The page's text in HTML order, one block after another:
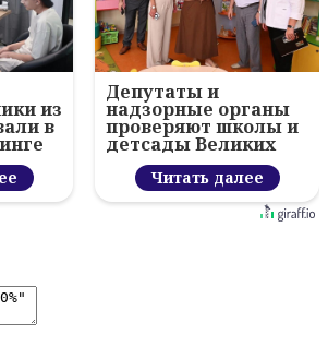
из
в
Депутаты и
надзорные органы
проверяют школы и
детсады Великих
Лук перед 1
сентября
Читать далее